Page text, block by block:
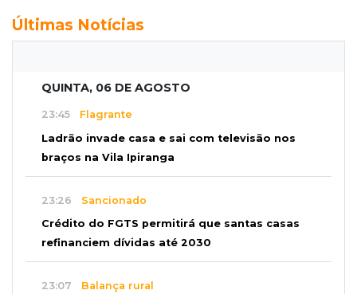
Últimas Notícias
QUINTA, 06 DE AGOSTO
23:45 Flagrante
Ladrão invade casa e sai com televisão nos
braços na Vila Ipiranga
23:26 Sancionado
Crédito do FGTS permitirá que santas casas
refinanciem dívidas até 2030
23:07 Balança rural